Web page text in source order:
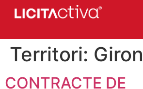
Territori:
CONTRACTE DE